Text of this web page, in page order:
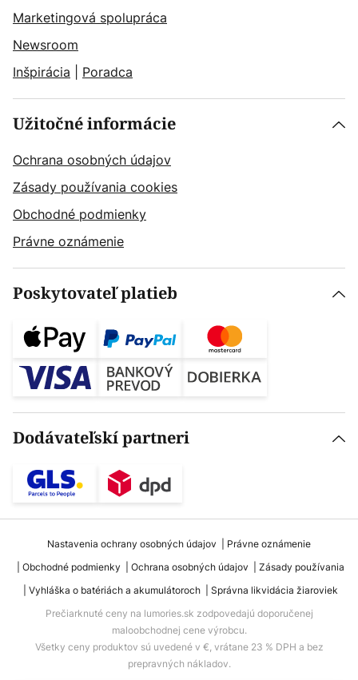
Marketingová spolupráca
Newsroom
Inšpirácia
Poradca
Užitočné informácie
Ochrana osobných údajov
Zásady používania cookies
Obchodné podmienky
Právne oznámenie
Poskytovateľ platieb
Dodávateľskí partneri
Nastavenia ochrany osobných údajov
Právne oznámenie
Obchodné podmienky
Ochrana osobných údajov
Zásady používania
Vyhláška o batériách a akumulátoroch
Správna likvidácia žiaroviek
Prečiarknuté ceny na lumories.sk zodpovedajú doporučenej
maloobchodnej cene výrobcu.
Všetky ceny produktov sú uvedené v €, vrátane 23 % DPH a bez
prepravných nákladov.